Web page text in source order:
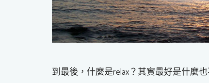
到最後，什麼是relax？其實最好是什麼